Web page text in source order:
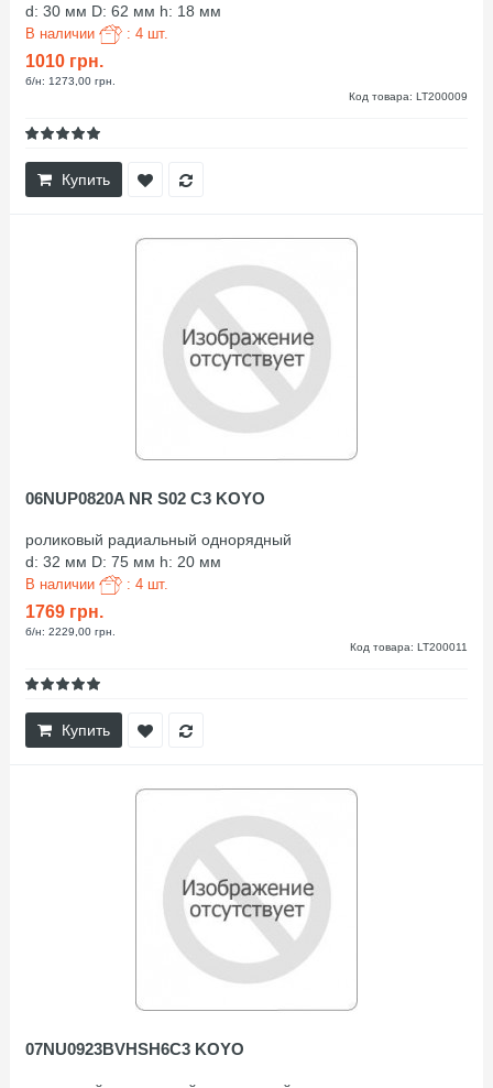
d: 30 мм D: 62 мм h: 18 мм
В наличии : 4 шт.
1010 грн.
б/н: 1273,00 грн.
Код товара: LT200009
Купить
06NUP0820A NR S02 C3 KOYO
роликовый радиальный однорядный
d: 32 мм D: 75 мм h: 20 мм
В наличии : 4 шт.
1769 грн.
б/н: 2229,00 грн.
Код товара: LT200011
Купить
07NU0923BVHSH6C3 KOYO